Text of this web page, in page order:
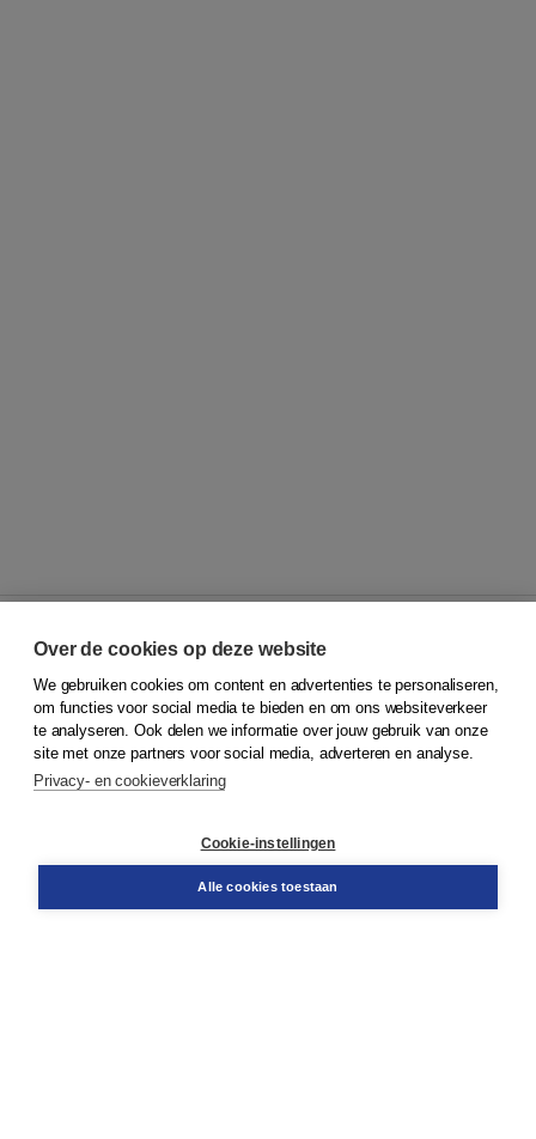
© 2026Koninklijke Boom uitgevers
Klantenservice
Service & informatie
Contact
Over de cookies op deze website
We gebruiken cookies om content en advertenties te personaliseren,
om functies voor social media te bieden en om ons websiteverkeer
te analyseren. Ook delen we informatie over jouw gebruik van onze
site met onze partners voor social media, adverteren en analyse.
Privacy- en cookieverklaring
Cookie-instellingen
Alle cookies toestaan